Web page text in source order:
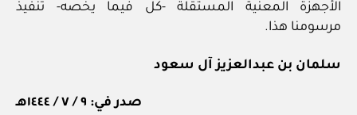
الأجهزة المعنية المستقلة -كل فيما يخصه- تنفيذ
مرسومنا هذا.
سلمان بن عبدالعزيز آل سعود
صدر في: ٩ / ٧ / ١٤٤٤هـ